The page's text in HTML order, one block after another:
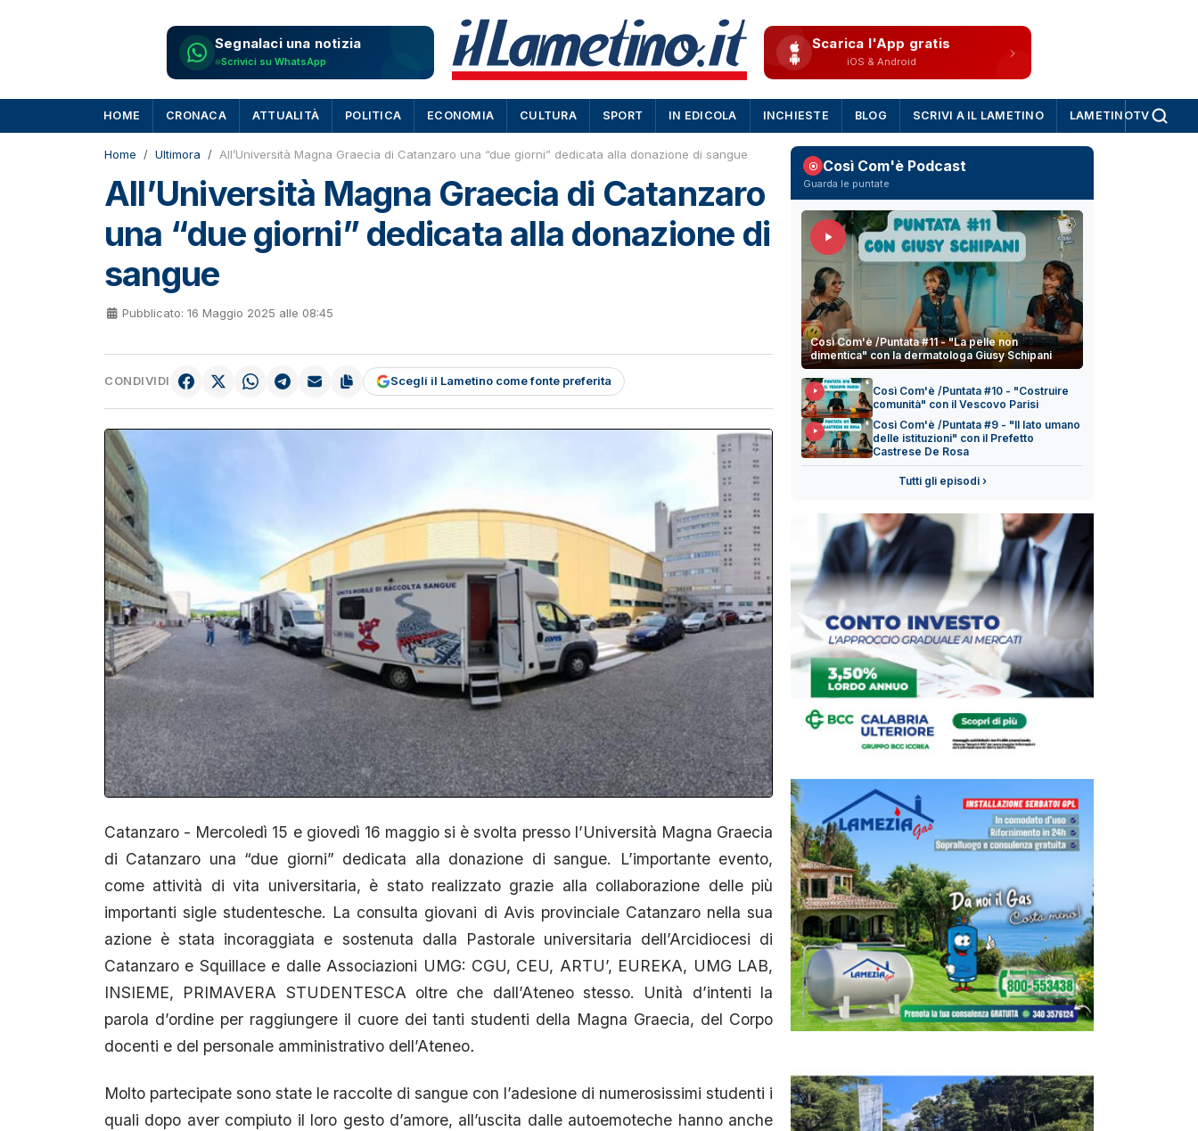
Segnalaci una notizia
Scrivici su WhatsApp
Scarica l'App gratis
iOS & Android
HOME CRONACA ATTUALITÀ POLITICA ECONOMIA CULTURA SPORT IN EDICOLA INCHIESTE BLOG SCRIVI A IL LAMETINO LAMETINOTV
Home Ultimora All’Università Magna Graecia di Catanzaro una “due giorni” dedicata alla donazione di sangue
All’Università Magna Graecia di Catanzaro
una “due giorni” dedicata alla donazione di
sangue
Pubblicato: 16 Maggio 2025 alle 08:45
CONDIVIDI Scegli il Lametino come fonte preferita
Catanzaro - Mercoledì 15 e giovedì 16 maggio si è svolta presso l’Università Magna Graecia
di Catanzaro una “due giorni” dedicata alla donazione di sangue. L’importante evento,
come attività di vita universitaria, è stato realizzato grazie alla collaborazione delle più
importanti sigle studentesche. La consulta giovani di Avis provinciale Catanzaro nella sua
azione è stata incoraggiata e sostenuta dalla Pastorale universitaria dell’Arcidiocesi di
Catanzaro e Squillace e dalle Associazioni UMG: CGU, CEU, ARTU’, EUREKA, UMG LAB,
INSIEME, PRIMAVERA STUDENTESCA oltre che dall’Ateneo stesso. Unità d’intenti la
parola d’ordine per raggiungere il cuore dei tanti studenti della Magna Graecia, del Corpo
docenti e del personale amministrativo dell’Ateneo.
Molto partecipate sono state le raccolte di sangue con l’adesione di numerosissimi studenti i
quali dopo aver compiuto il loro gesto d’amore, all’uscita dalle autoemoteche hanno anche
Così Com'è Podcast
Guarda le puntate
Così Com'è /Puntata #11 - "La pelle non
dimentica" con la dermatologa Giusy Schipani
Così Com'è /Puntata #10 - "Costruire
comunità" con il Vescovo Parisi
Così Com'è /Puntata #9 - "Il lato umano
delle istituzioni" con il Prefetto
Castrese De Rosa
Tutti gli episodi ›